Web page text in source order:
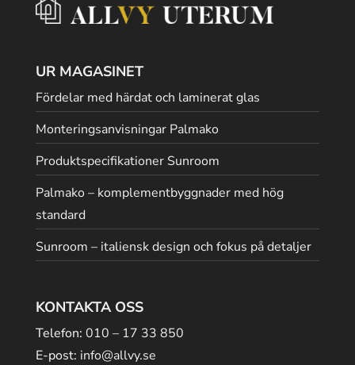
UR MAGASINET
Fördelar med härdat och laminerat glas
Monteringsanvisningar Palmako
Produktspecifikationer Sunroom
Palmako – komplementbyggnader med hög
standard
Sunroom – italiensk design och fokus på detaljer
KONTAKTA OSS
Telefon: 010 – 17 33 850
E-post: info@allvy.se